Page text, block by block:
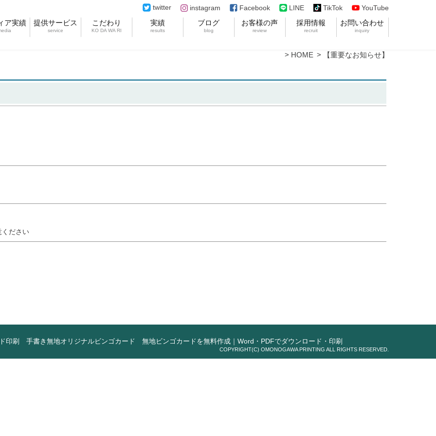
twitter instagram Facebook LINE TikTok YouTube
ア実績 提供サービス
service
こだわり
KO DA WA RI
実績
results
ブログ
blog
お客様の声
review
採用情報
recruit
お問い合わせ
inquiry
HOME 【重要なお知らせ】
ください
印刷 手書き無地オリジナルビンゴカード 無地ビンゴカードを無料作成｜Word・PDFでダウンロード・印刷
COPYRIGHT(C) OMONOGAWA PRINTING ALL RIGHTS RESERVED.